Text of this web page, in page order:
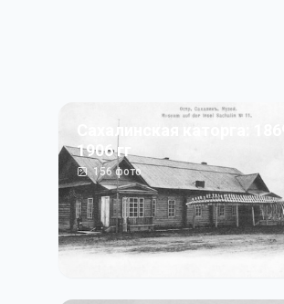
Сахалинская каторга:
1906 гг
156фото